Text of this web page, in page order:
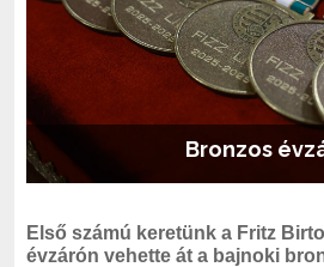
Bronzos
Első számú keretünk a Fritz
évzárón vehette át a bajnoki